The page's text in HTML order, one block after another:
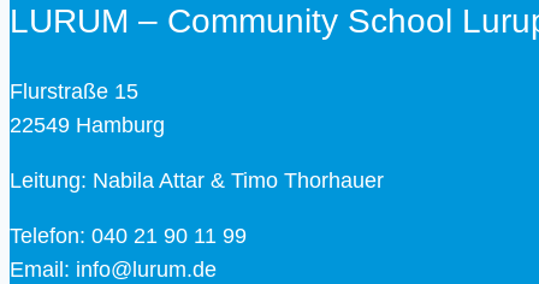
LURUM – Community School
Flurstraße 15
22549 Hamburg
Leitung: Nabila Attar & Timo Thorhauer
Telefon: 040 21 90 11 99
Email: info@lurum.de